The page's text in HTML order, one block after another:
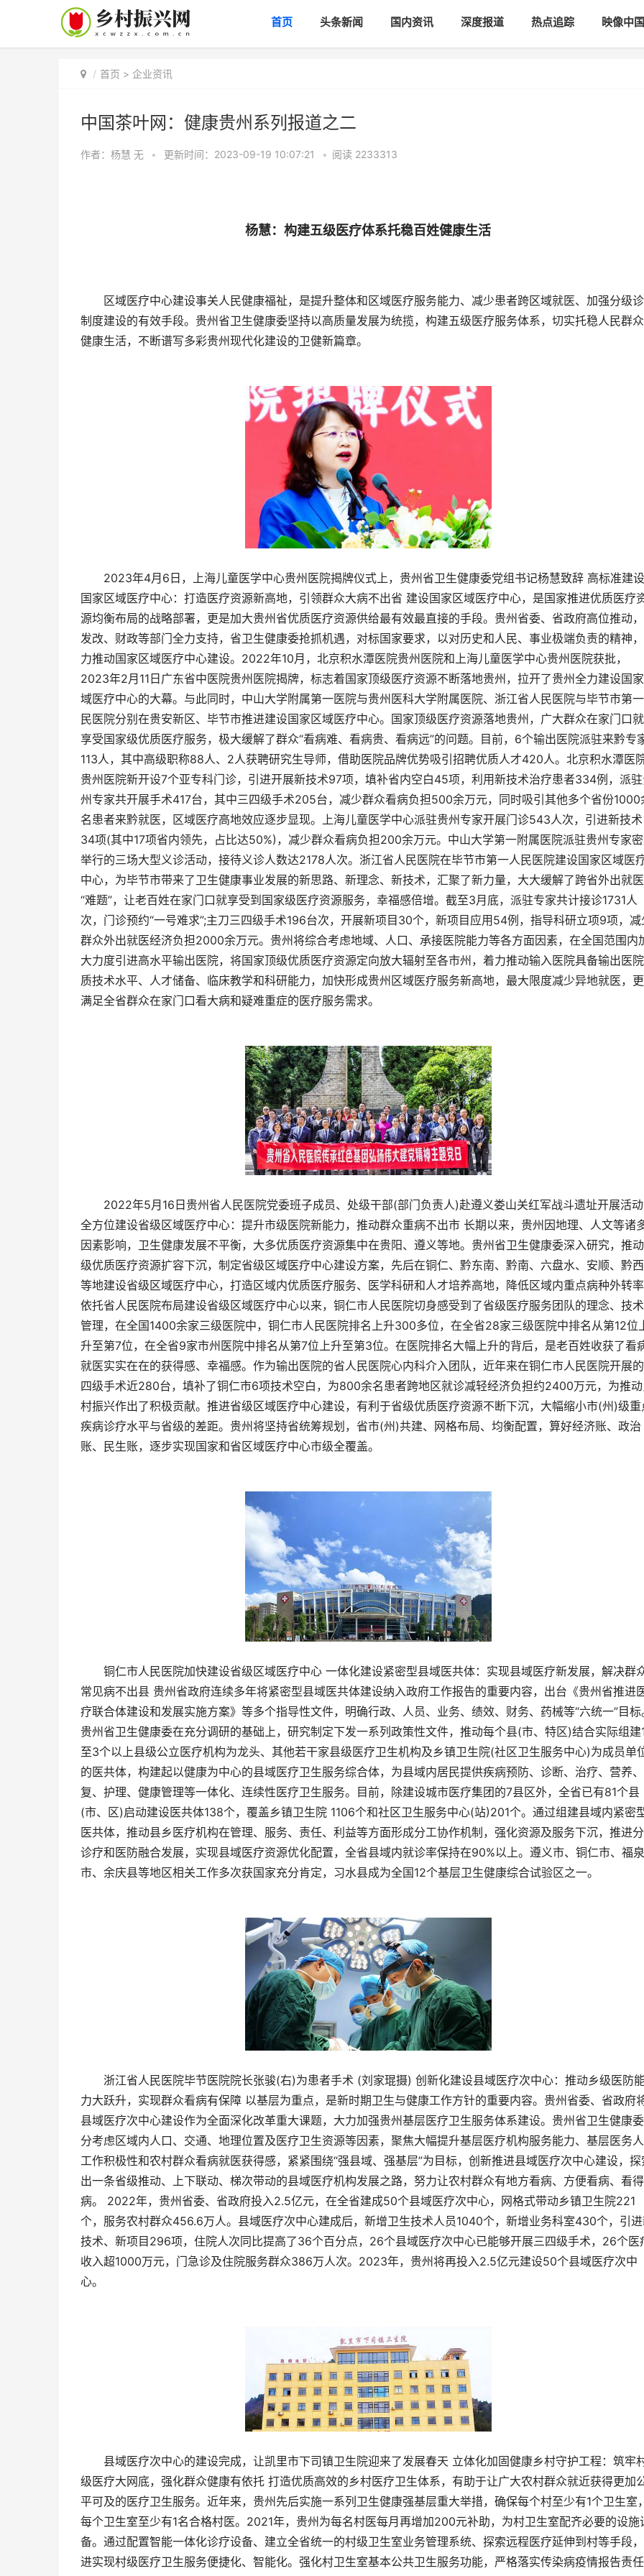
首页 头条新闻 国内资讯 深度报道 热点追踪 映像中国
首页 > 企业资讯
中国茶叶网​​​​​​​：健康贵州系列报道之二
作者：杨慧 无 • 更新时间：2023-09-19 10:07:21 • 阅读 2233313
杨慧：构建五级医疗体系托稳百姓健康生活
区域医疗中心建设事关人民健康福祉，是提升整体和区域医疗服务能力、减少患者跨区域就医、加强分级
制度建设的有效手段。贵州省卫生健康委坚持以高质量发展为统揽，构建五级医疗服务体系，切实托稳人民群
健康生活，不断谱写多彩贵州现代化建设的卫健新篇章。
2023年4月6日，上海儿童医学中心贵州医院揭牌仪式上，贵州省卫生健康委党组书记杨慧致辞 高标准建设
国家区域医疗中心：打造医疗资源新高地，引领群众大病不出省 建设国家区域医疗中心，是国家推进优质医疗
源均衡布局的战略部署，更是加大贵州省优质医疗资源供给最有效最直接的手段。贵州省委、省政府高位推动
发改、财政等部门全力支持，省卫生健康委抢抓机遇，对标国家要求，以对历史和人民、事业极端负责的精神
力推动国家区域医疗中心建设。2022年10月，北京积水潭医院贵州医院和上海儿童医学中心贵州医院获批，
2023年2月11日广东省中医院贵州医院揭牌，标志着国家顶级医疗资源不断落地贵州，拉开了贵州全力建设国
域医疗中心的大幕。与此同时，中山大学附属第一医院与贵州医科大学附属医院、浙江省人民医院与毕节市第
民医院分别在贵安新区、毕节市推进建设国家区域医疗中心。国家顶级医疗资源落地贵州，广大群众在家门口
享受国家级优质医疗服务，极大缓解了群众“看病难、看病贵、看病远”的问题。目前，6个输出医院派驻来黔专
113人，其中高级职称88人、2人获聘研究生导师，借助医院品牌优势吸引招聘优质人才420人。北京积水潭医
贵州医院新开设7个亚专科门诊，引进开展新技术97项，填补省内空白45项，利用新技术治疗患者334例，派
州专家共开展手术417台，其中三四级手术205台，减少群众看病负担500余万元，同时吸引其他多个省份1000
名患者来黔就医，区域医疗高地效应逐步显现。上海儿童医学中心派驻贵州专家开展门诊543人次，引进新技术
34项(其中17项省内领先，占比达50%)，减少群众看病负担200余万元。中山大学第一附属医院派驻贵州专家
举行的三场大型义诊活动，接待义诊人数达2178人次。浙江省人民医院在毕节市第一人民医院建设国家区域医
中心，为毕节市带来了卫生健康事业发展的新思路、新理念、新技术，汇聚了新力量，大大缓解了跨省外出就
“难题”，让老百姓在家门口就享受到国家级医疗资源服务，幸福感倍增。截至3月底，派驻专家共计接诊1731人
次，门诊预约“一号难求”;主刀三四级手术196台次，开展新项目30个，新项目应用54例，指导科研立项9项，减
群众外出就医经济负担2000余万元。贵州将综合考虑地域、人口、承接医院能力等各方面因素，在全国范围内
大力度引进高水平输出医院，将国家顶级优质医疗资源定向放大辐射至各市州，着力推动输入医院具备输出医
质技术水平、人才储备、临床教学和科研能力，加快形成贵州区域医疗服务新高地，最大限度减少异地就医，
满足全省群众在家门口看大病和疑难重症的医疗服务需求。
2022年5月16日贵州省人民医院党委班子成员、处级干部(部门负责人)赴遵义娄山关红军战斗遗址开展活动
全方位建设省级区域医疗中心：提升市级医院新能力，推动群众重病不出市 长期以来，贵州因地理、人文等诸
因素影响，卫生健康发展不平衡，大多优质医疗资源集中在贵阳、遵义等地。贵州省卫生健康委深入研究，推
级优质医疗资源扩容下沉，制定省级区域医疗中心建设方案，先后在铜仁、黔东南、黔南、六盘水、安顺、黔
等地建设省级区域医疗中心，打造区域内优质医疗服务、医学科研和人才培养高地，降低区域内重点病种外转率
依托省人民医院布局建设省级区域医疗中心以来，铜仁市人民医院切身感受到了省级医疗服务团队的理念、技
管理，在全国1400余家三级医院中，铜仁市人民医院排名上升300多位，在全省28家三级医院中排名从第12位
升至第7位，在全省9家市州医院中排名从第7位上升至第3位。在医院排名大幅上升的背后，是老百姓收获了看
就医实实在在的获得感、幸福感。作为输出医院的省人民医院心内科介入团队，近年来在铜仁市人民医院开展
四级手术近280台，填补了铜仁市6项技术空白，为800余名患者跨地区就诊减轻经济负担约2400万元，为推动
村振兴作出了积极贡献。推进省级区域医疗中心建设，有利于省级优质医疗资源不断下沉，大幅缩小市(州)级重
疾病诊疗水平与省级的差距。贵州将坚持省统筹规划，省市(州)共建、网格布局、均衡配置，算好经济账、政治
账、民生账，逐步实现国家和省区域医疗中心市级全覆盖。
铜仁市人民医院加快建设省级区域医疗中心 一体化建设紧密型县域医共体：实现县域医疗新发展，解决群
常见病不出县 贵州省政府连续多年将紧密型县域医共体建设纳入政府工作报告的重要内容，出台《贵州省推进
疗联合体建设和发展实施方案》等多个指导性文件，明确行政、人员、业务、绩效、财务、药械等“六统一”目标
贵州省卫生健康委在充分调研的基础上，研究制定下发一系列政策性文件，推动每个县(市、特区)结合实际组建
至3个以上县级公立医疗机构为龙头、其他若干家县级医疗卫生机构及乡镇卫生院(社区卫生服务中心)为成员单
的医共体，构建起以健康为中心的县域医疗卫生服务综合体，为县域内居民提供疾病预防、诊断、治疗、营养
复、护理、健康管理等一体化、连续性医疗卫生服务。目前，除建设城市医疗集团的7县区外，全省已有81个县
(市、区)启动建设医共体138个，覆盖乡镇卫生院 1106个和社区卫生服务中心(站)201个。通过组建县域内紧密
医共体，推动县乡医疗机构在管理、服务、责任、利益等方面形成分工协作机制，强化资源及服务下沉，推进
诊疗和医防融合发展，实现县域医疗资源优化配置，全省县域内就诊率保持在90%以上。遵义市、铜仁市、福泉
市、余庆县等地区相关工作多次获国家充分肯定，习水县成为全国12个基层卫生健康综合试验区之一。
浙江省人民医院毕节医院院长张骏(右)为患者手术 (刘家琨摄) 创新化建设县域医疗次中心：推动乡级医防
力大跃升，实现群众看病有保障 以基层为重点，是新时期卫生与健康工作方针的重要内容。贵州省委、省政府
县域医疗次中心建设作为全面深化改革重大课题，大力加强贵州基层医疗卫生服务体系建设。贵州省卫生健康
分考虑区域内人口、交通、地理位置及医疗卫生资源等因素，聚焦大幅提升基层医疗机构服务能力、基层医务
工作积极性和农村群众看病就医获得感，紧紧围绕“强县域、强基层”为目标，创新推进县域医疗次中心建设，探
出一条省级推动、上下联动、梯次带动的县域医疗机构发展之路，努力让农村群众有地方看病、方便看病、看
病。 2022年，贵州省委、省政府投入2.5亿元，在全省建成50个县域医疗次中心，网格式带动乡镇卫生院221
个，服务农村群众456.6万人。县域医疗次中心建成后，新增卫生技术人员1040个，新增业务科室430个，引
技术、新项目296项，住院人次同比提高了36个百分点，26个县域医疗次中心已能够开展三四级手术，26个医
收入超1000万元，门急诊及住院服务群众386万人次。2023年，贵州将再投入2.5亿元建设50个县域医疗次中
心。
县域医疗次中心的建设完成，让凯里市下司镇卫生院迎来了发展春天 立体化加固健康乡村守护工程：筑牢
级医疗大网底，强化群众健康有依托 打造优质高效的乡村医疗卫生体系，有助于让广大农村群众就近获得更加
平可及的医疗卫生服务。近年来，贵州先后实施一系列卫生健康强基层重大举措，确保每个村至少有1个卫生室，
每个卫生室至少有1名合格村医。2021年，贵州为每名村医每月再增加200元补助，为村卫生室配齐必要的设施
备。通过配置智能一体化诊疗设备、建立全省统一的村级卫生室业务管理系统、探索远程医疗延伸到村等手段
进实现村级医疗卫生服务便捷化、智能化。强化村卫生室基本公共卫生服务功能，严格落实传染病疫情报告责任